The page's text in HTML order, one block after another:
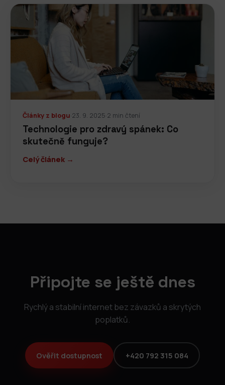
Články z blogu·23. 9. 2025·2 min čtení
Technologie pro zdravý spánek: Co
skutečně funguje?
Celý článek →
Připojte se ještě dnes
Rychlý a stabilní internet bez závazků a skrytých
poplatků.
Ověřit dostupnost +420 792 315 084